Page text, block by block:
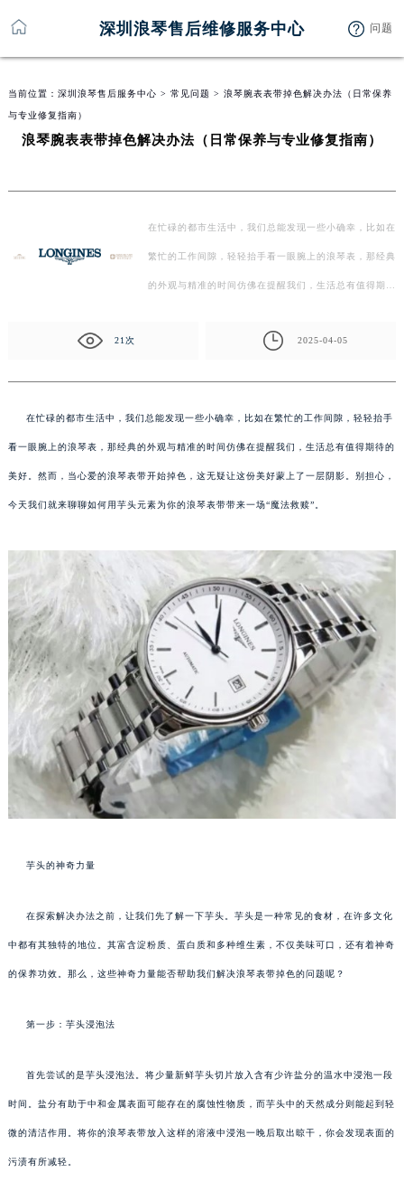
深圳浪琴售后维修服务中心 问题
当前位置： 深圳浪琴售后服务中心 > 常见问题 > 浪琴腕表表带掉色解决办法（日常保养
与专业修复指南）
浪琴腕表表带掉色解决办法（日常保养与专业修复指南）
在忙碌的都市生活中，我们总能发现一些小确幸，比如在
繁忙的工作间隙，轻轻抬手看一眼腕上的浪琴表，那经典
的外观与精准的时间仿佛在提醒我们，生活总有值得期待
21次 2025-04-05
在忙碌的都市生活中，我们总能发现一些小确幸，比如在繁忙的工作间隙，轻轻抬手
看一眼腕上的浪琴表，那经典的外观与精准的时间仿佛在提醒我们，生活总有值得期待的
美好。然而，当心爱的浪琴表带开始掉色，这无疑让这份美好蒙上了一层阴影。别担心，
今天我们就来聊聊如何用芋头元素为你的浪琴表带带来一场“魔法救赎”。
芋头的神奇力量
在探索解决办法之前，让我们先了解一下芋头。芋头是一种常见的食材，在许多文化
中都有其独特的地位。其富含淀粉质、蛋白质和多种维生素，不仅美味可口，还有着神奇
的保养功效。那么，这些神奇力量能否帮助我们解决浪琴表带掉色的问题呢？
第一步：芋头浸泡法
首先尝试的是芋头浸泡法。将少量新鲜芋头切片放入含有少许盐分的温水中浸泡一段
时间。盐分有助于中和金属表面可能存在的腐蚀性物质，而芋头中的天然成分则能起到轻
微的清洁作用。将你的浪琴表带放入这样的溶液中浸泡一晚后取出晾干，你会发现表面的
污渍有所减轻。